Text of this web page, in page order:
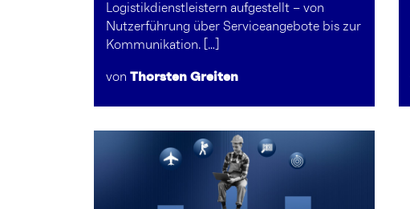
Logistikdienstleistern aufgestellt – von
Nutzerführung über Serviceangebote bis zur
Kommunikation. […]
von Thorsten Greiten